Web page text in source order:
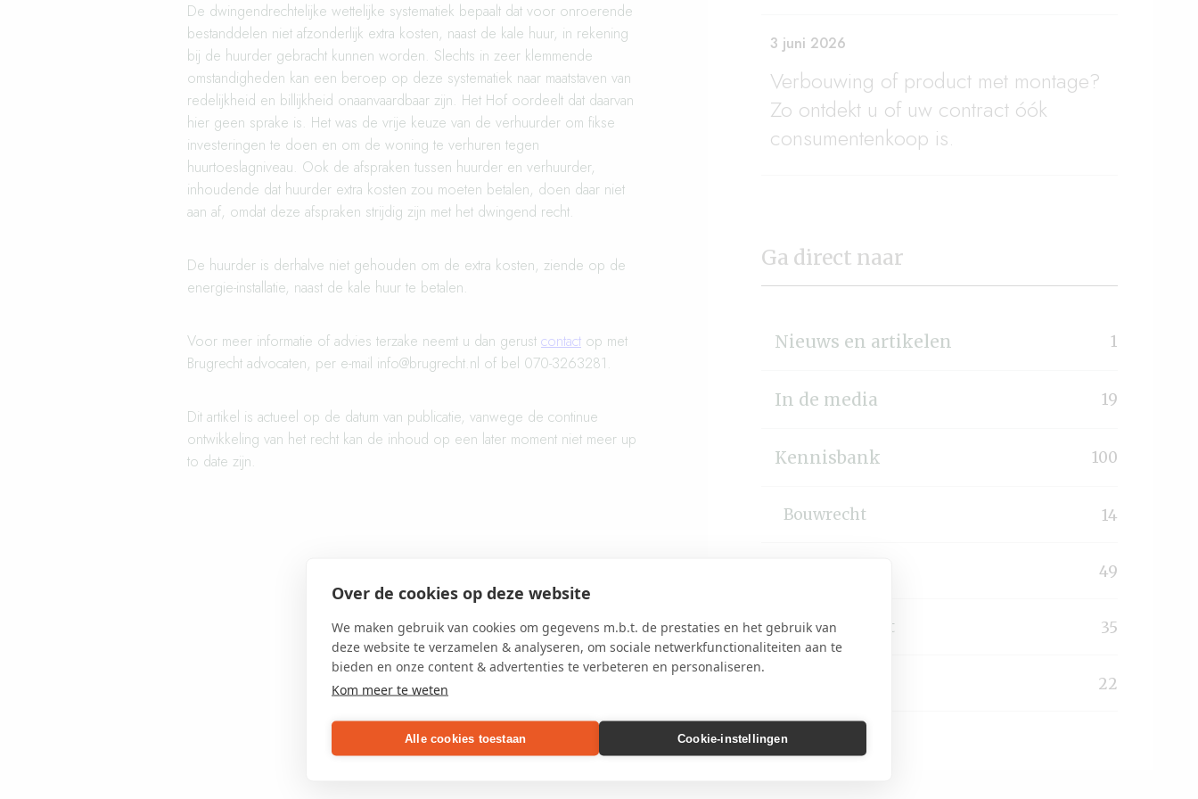
Over de cookies op deze website
We maken gebruik van cookies om gegevens m.b.t. de prestaties en het gebruik van
deze website te verzamelen & analyseren, om sociale netwerkfunctionaliteiten aan te
bieden en onze content & advertenties te verbeteren en personaliseren.
Kom meer te weten
Alle cookies toestaan Cookie-instellingen
De dwingendrechtelijke wettelijke systematiek bepaalt dat voor onroerende
bestanddelen niet afzonderlijk extra kosten, naast de kale huur, in rekening
bij de huurder gebracht kunnen worden. Slechts in zeer klemmende
omstandigheden kan een beroep op deze systematiek naar maatstaven van
redelijkheid en billijkheid onaanvaardbaar zijn. Het Hof oordeelt dat daarvan
hier geen sprake is. Het was de vrije keuze van de verhuurder om fikse
investeringen te doen en om de woning te verhuren tegen
huurtoeslagniveau. Ook de afspraken tussen huurder en verhuurder,
inhoudende dat huurder extra kosten zou moeten betalen, doen daar niet
aan af, omdat deze afspraken strijdig zijn met het dwingend recht.
De huurder is derhalve niet gehouden om de extra kosten, ziende op de
energie-installatie, naast de kale huur te betalen.
Voor meer informatie of advies terzake neemt u dan gerust contact op met
Brugrecht advocaten, per e-mail info@brugrecht.nl of bel 070-3263281.
Dit artikel is actueel op de datum van publicatie, vanwege de continue
ontwikkeling van het recht kan de inhoud op een later moment niet meer up
to date zijn.
3 juni 2026
Verbouwing of product met montage?
Zo ontdekt u of uw contract óók
consumentenkoop is.
Ga direct naar
In de media 19
Kennisbank 100
Bouwrecht 14
49
Vastgoedrecht 35
22
Nieuws en artikelen 1